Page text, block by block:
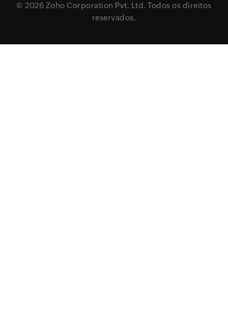
© 2026 Zoho Corporation Pvt. Ltd. Todos os direitos
reservados.